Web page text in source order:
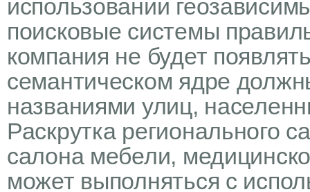
использовании
поисковые системы
компания не будет
семантическом ядре
названиями улиц,
Раскрутка регионального
салона мебели,
может выполняться с